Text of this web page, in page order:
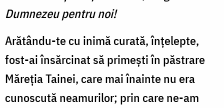
Dumnezeu pentru noi!
Arătându-te cu inimă curată, înţelepte,
fost-ai însărcinat să primeşti în păstrare
Măreţia Tainei, care mai înainte nu era
cunoscută neamurilor; prin care ne-am